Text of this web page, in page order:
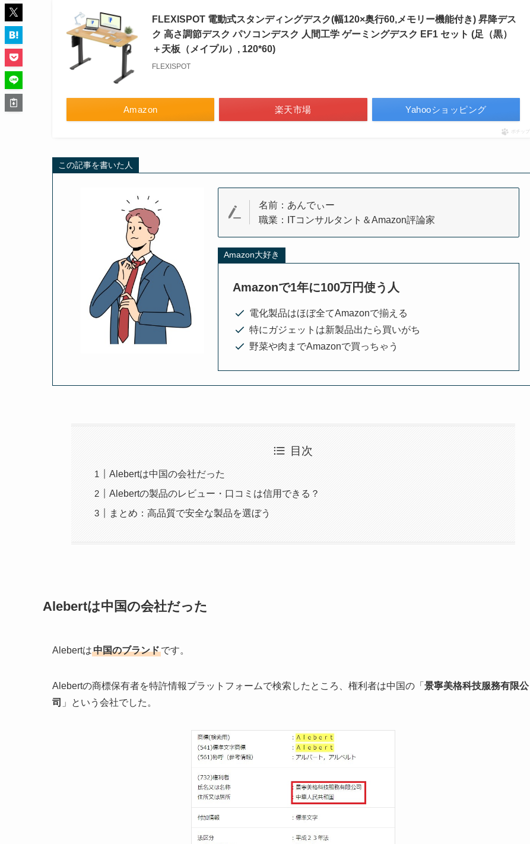
FLEXISPOT 電動式スタンディングデスク(幅120×奥行60,メモリー機能付き) 昇降デス
ク 高さ調節デスク パソコンデスク 人間工学 ゲーミングデスク EF1 セット (足（黒）
＋天板（メイプル）, 120*60)
FLEXISPOT
Amazon 楽天市場 Yahooショッピング
ポチップ
この記事を書いた人
名前：あんでぃー
職業：ITコンサルタント＆Amazon評論家
Amazon大好き
Amazonで1年に100万円使う人
電化製品はほぼ全てAmazonで揃える
特にガジェットは新製品出たら買いがち
野菜や肉までAmazonで買っちゃう
目次
Alebertは中国の会社だった
Alebertの製品のレビュー・口コミは信用できる？
まとめ：高品質で安全な製品を選ぼう
Alebertは中国の会社だった
Alebertは中国のブランドです。
Alebertの商標保有者を特許情報プラットフォームで検索したところ、権利者は中国の「 景寧美格科技服務有限公
司 」という会社でした。